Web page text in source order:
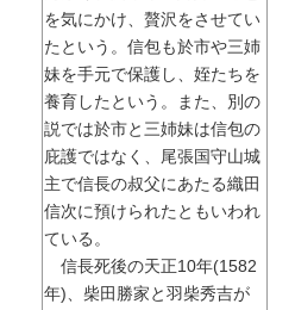
を気にかけ、贅沢をさせてい
たという。信包も於市や三姉
妹を手元で保護し、姪たちを
養育したという。また、別の
説では於市と三姉妹は信包の
庇護ではなく、尾張国守山城
主で信長の叔父にあたる織田
信次に預けられたともいわれ
ている。
信長死後の天正10年(1582
年)、柴田勝家と羽柴秀吉が